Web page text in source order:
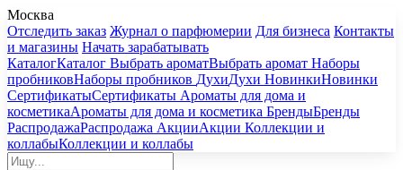
Москва
Отследить заказ Журнал о парфюмерии Для бизнеса Контакты
и магазины Начать зарабатывать
КаталогКаталог Выбрать ароматВыбрать аромат Наборы
пробниковНаборы пробников ДухиДухи НовинкиНовинки
СертификатыСертификаты Ароматы для дома и
косметикаАроматы для дома и косметика БрендыБренды
РаспродажаРаспродажа АкцииАкции Коллекции и
коллабыКоллекции и коллабы